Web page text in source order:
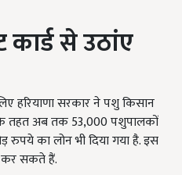
से उठांए
हरियाणा सरकार ने पशु किसान
तहत अब तक 53,000 पशुपालकों
रुपये का लोन भी दिया गया है. इस
कर सकते हैं.